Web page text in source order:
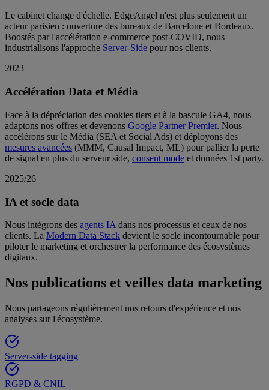
Le cabinet change d'échelle. EdgeAngel n'est plus seulement un
acteur parisien : ouverture des bureaux de Barcelone et Bordeaux.
Boostés par l'accélération e-commerce post-COVID, nous
industrialisons l'approche Server-Side pour nos clients.
2023
Accélération Data et Média
Face à la dépréciation des cookies tiers et à la bascule GA4, nous
adaptons nos offres et devenons Google Partner Premier. Nous
accélérons sur le Média (SEA et Social Ads) et déployons des
mesures avancées (MMM, Causal Impact, ML) pour pallier la perte
de signal en plus du serveur side, consent mode et données 1st party.
2025/26
IA et socle data
Nous intégrons des agents IA dans nos processus et ceux de nos
clients. La Modern Data Stack devient le socle incontournable pour
piloter le marketing et orchestrer la performance des écosystèmes
digitaux.
Nos publications et veilles data marketing
Nous partageons régulièrement nos retours d'expérience et nos
analyses sur l'écosystème.
Server-side tagging
RGPD & CNIL